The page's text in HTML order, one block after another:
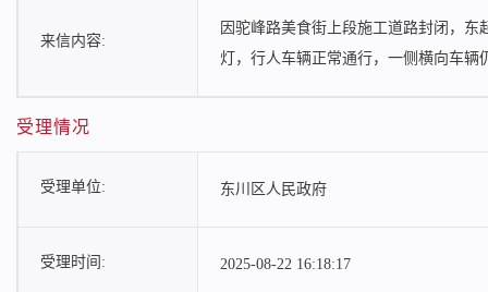
来信内容:
因驼峰路美食街上段施工道路封闭，
灯，行人车辆正常通行，一侧横向车
受理情况
受理单位: 东川区人民政府
受理时间: 2025-08-22 16:18:17